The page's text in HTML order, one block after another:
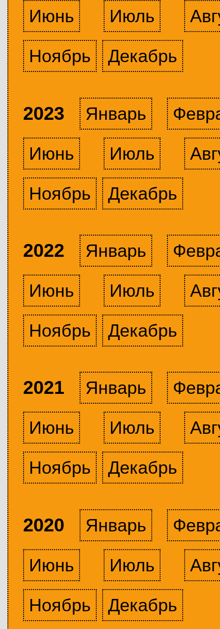
Июнь
Июль
Ноябрь
Декабрь
2023 Январь
Июнь
Июль
Ноябрь
Декабрь
2022 Январь
Июнь
Июль
Ноябрь
Декабрь
2021 Январь
Июнь
Июль
Ноябрь
Декабрь
2020 Январь
Июнь
Июль
Ноябрь
Декабрь